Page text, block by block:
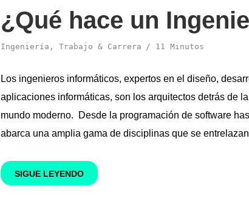
¿Qué hace un
Ingeniería , Trabajo & Carrera 11 Minutos
Los ingenieros informáticos, expertos en el diseño,
aplicaciones informáticas, son los arquitectos detrás de
mundo moderno. Desde la programación de software
abarca una amplia gama de disciplinas que se
SIGUE LEYENDO